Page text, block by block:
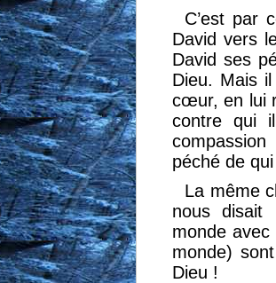
C’est par
David vers
David ses
Dieu. Mais
cœur, en lui
contre qui
péché de
La même
nous
monde
monde)
Dieu !